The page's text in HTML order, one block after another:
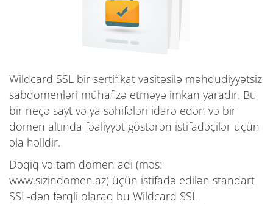
Wildcard SSL bir sertifikat vasitəsilə məhdudiyyətsiz
sabdomenləri mühafizə etməyə imkan yaradır. Bu
bir neçə sayt və ya səhifələri idarə edən və bir
domen altında fəaliyyət göstərən istifadəçilər üçün
əla həlldir.
Dəqiq və tam domen adı (məs:
www.sizindomen.az) üçün istifadə edilən standart
SSL-dən fərqli olaraq bu Wildcard SSL